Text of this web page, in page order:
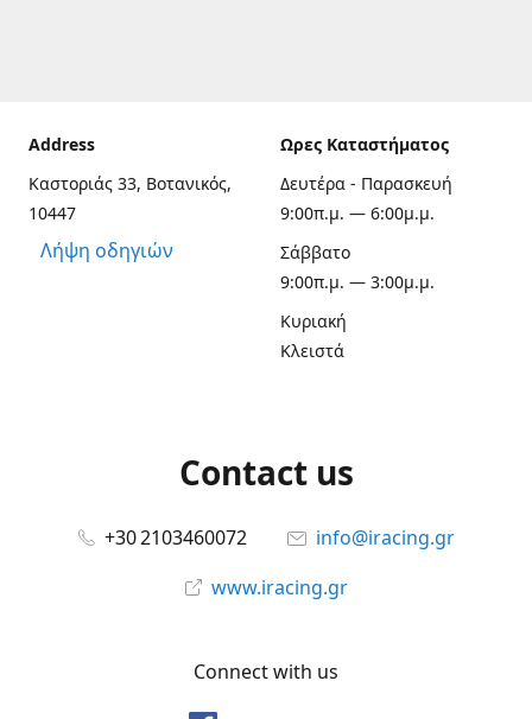
Address
Καστοριάς 33, Βοτανικός,
10447
Λήψη οδηγιών
Ωρες Καταστήματος
Δευτέρα - Παρασκευή
9:00π.μ. — 6:00μ.μ.
Σάββατο
9:00π.μ. — 3:00μ.μ.
Κυριακή
Κλειστά
Contact us
+30 2103460072
info@iracing.gr
www.iracing.gr
Connect with us